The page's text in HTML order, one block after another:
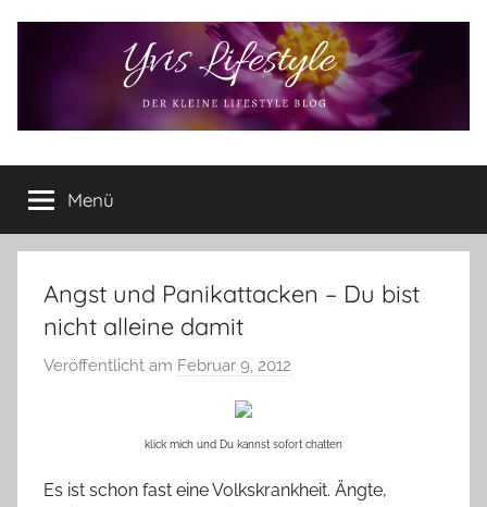
Yvis
Lifestyle
Lifestyle
Blog
–
Lifestyle,
Rezensionen,
Produkttests
und
Menü
Angst und Panikattacken – Du bist
nicht alleine damit
Veröffentlicht am Februar 9, 2012
Y
v
klick mich und Du kannst sofort chatten
Es ist schon fast eine Volkskrankheit. Ängte,